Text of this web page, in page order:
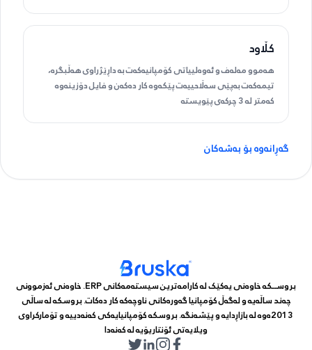
کڵاود
هەموو مەلەف و ئەوەلییاتی کۆمپانیەکەت بە داڕێژراوی هەڵبگرە،
تیمەکەت بەپێی سەڵاحییەت پێکەوە کار دەکەن و فایل دۆزینەوە
کەمتر لە 3 چرکەی پێویستە
گەڕانەوە بۆ بەشەکان
بروســکە خاوەنی یەکێک لە کارامەترین سیستەمەکانی ERP. خاوەنی ئەزموونی
چەند ساڵەیە و لەگەڵ کۆمپانیا گەورەکانی ناوچەکە کار دەکات. بروسکە لە ساڵی
2013ەوە لە بازاڕدایە و پێشەنگە. بروسکە کۆمپانیایەکی کەنەدییە و تۆمارکراوی
ویلایەتی ئۆنتاریۆیە لە کەنەدا